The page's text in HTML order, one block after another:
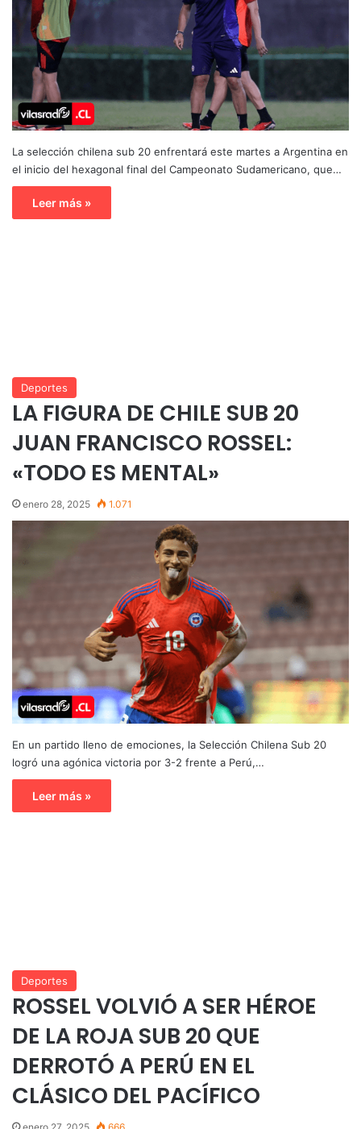
La selección chilena sub 20 enfrentará este martes a Argentina en
el inicio del hexagonal final del Campeonato Sudamericano, que…
Leer más »
Deportes
LA FIGURA DE CHILE SUB 20
JUAN FRANCISCO ROSSEL:
«TODO ES MENTAL»
enero 28, 2025 1.071
En un partido lleno de emociones, la Selección Chilena Sub 20
logró una agónica victoria por 3-2 frente a Perú,…
Leer más »
Deportes
ROSSEL VOLVIÓ A SER HÉROE
DE LA ROJA SUB 20 QUE
DERROTÓ A PERÚ EN EL
CLÁSICO DEL PACÍFICO